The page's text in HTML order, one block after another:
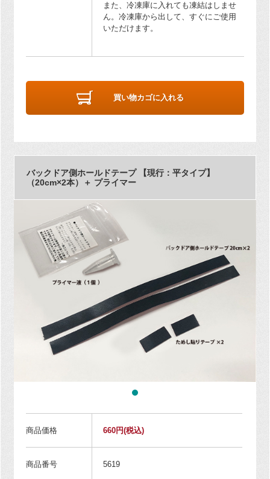
また、冷凍庫に入れても凍結はしませ
ん。冷凍庫から出して、すぐにご使用
いただけます。
買い物カゴに入れる
バックドア側ホールドテープ 【現行：平タイプ】
（20cm×2本）＋ プライマー
商品価格 660円(税込)
商品番号 5619